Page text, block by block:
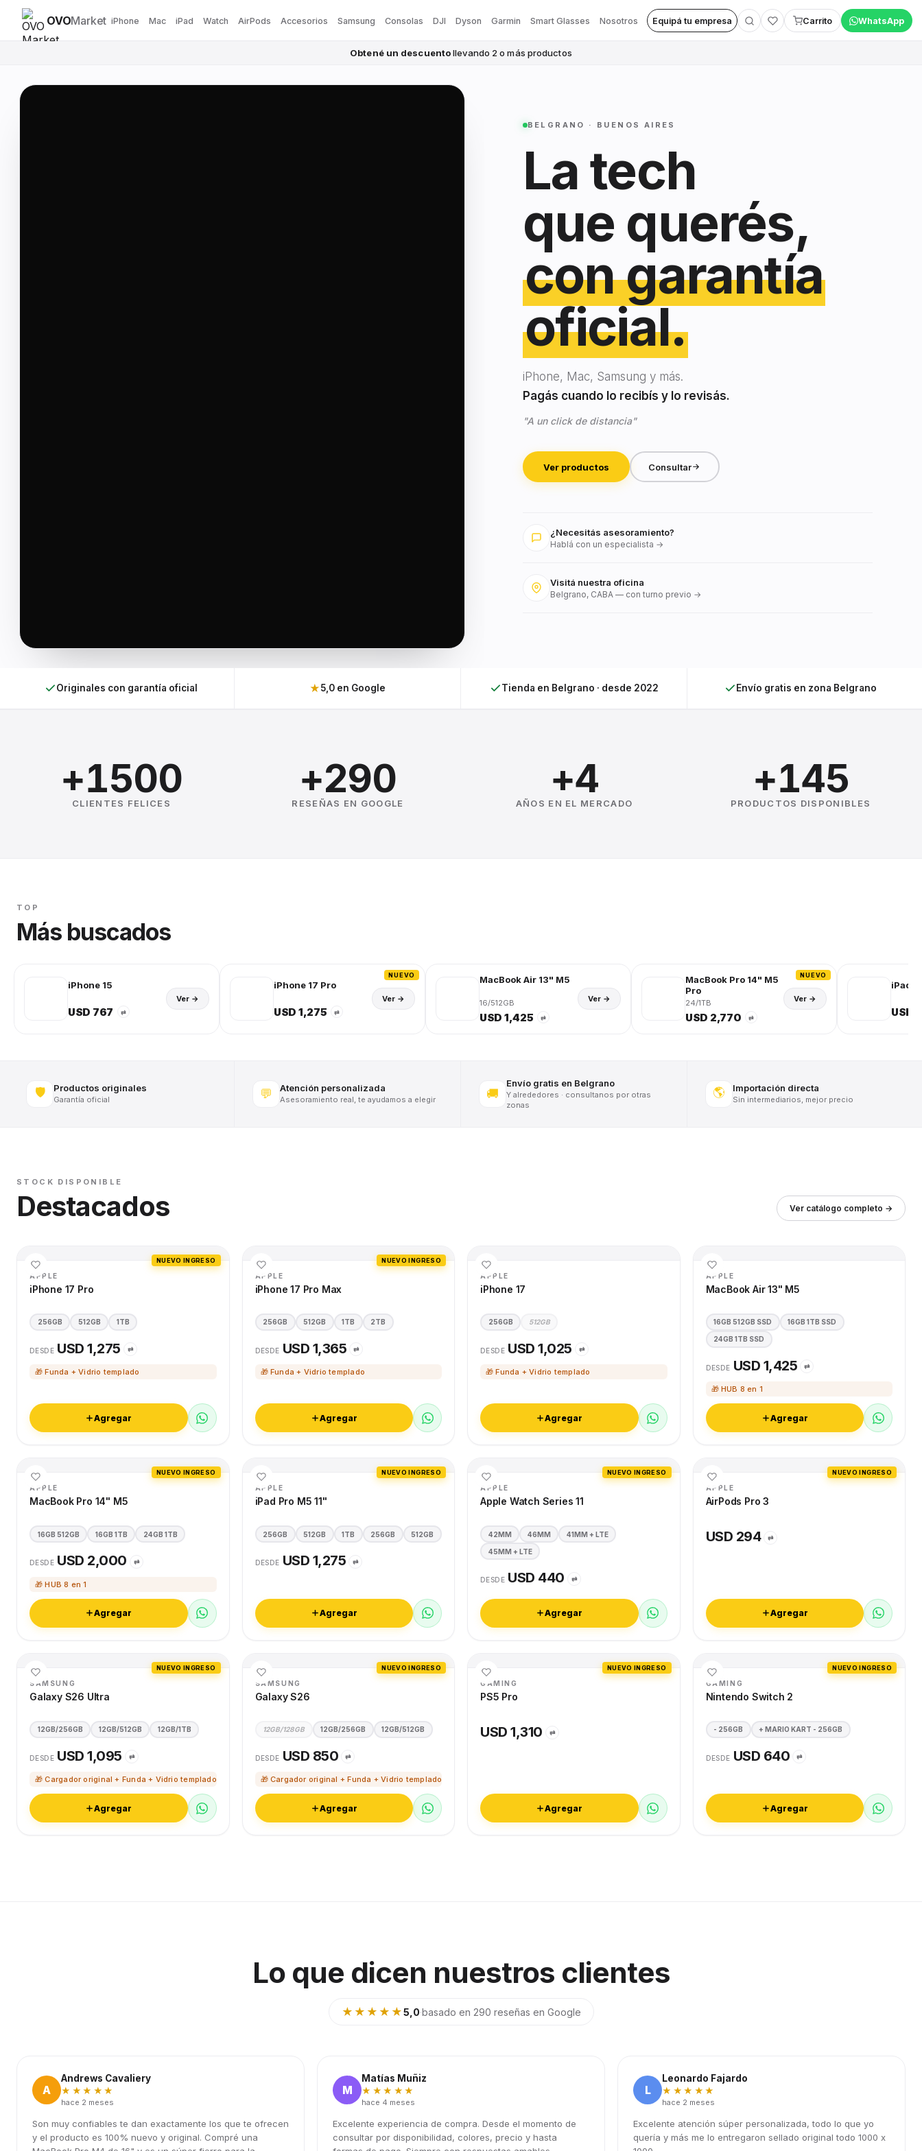
OVOMarket iPhone Mac iPad Watch AirPods Accesorios Samsung Consolas DJI Dyson Garmin Smart Glasses Nosotros Equipá tu empresa Carrito WhatsApp
Obtené un descuentollevando 2 o más productos
BELGRANO · BUENOS AIRES
La tech
que querés,
con garantía
oficial.
iPhone, Mac, Samsung y más.
Pagás cuando lo recibís y lo revisás.
"A un click de distancia"
Ver productos Consultar
¿Necesitás asesoramiento?
Hablá con un especialista →
Visitá nuestra oficina
Belgrano, CABA — con turno previo →
Originales con garantía oficial ★5,0 en Google Tienda en Belgrano · desde 2022 Envío gratis en zona Belgrano
+1500
CLIENTES FELICES
+290
RESEÑAS EN GOOGLE
+4
AÑOS EN EL MERCADO
+145
PRODUCTOS DISPONIBLES
TOP
Más buscados
iPhone 15
USD 767 ⇄
Ver →
NUEVO
iPhone 17 Pro
USD 1,275 ⇄
Ver →
MacBook Air 13" M5
16/512GB
USD 1,425 ⇄
Ver →
NUEVO
MacBook Pro 14" M5
Pro
24/1TB
USD 2,770 ⇄
Ver →
iPad
USD
🛡️ Productos originales
Garantía oficial 💬 Atención personalizada
Asesoramiento real, te ayudamos a elegir 🚚
Envío gratis en Belgrano
Y alrededores · consultanos por otras
zonas
🌎 Importación directa
Sin intermediarios, mejor precio
STOCK DISPONIBLE
Destacados Ver catálogo completo →
NUEVO INGRESO
APPLE
iPhone 17 Pro
256GB 512GB 1TB
DESDE USD 1,275 ⇄
🎁 Funda + Vidrio templado
Agregar
NUEVO INGRESO
APPLE
iPhone 17 Pro Max
256GB 512GB 1TB 2TB
DESDE USD 1,365 ⇄
🎁 Funda + Vidrio templado
Agregar
APPLE
iPhone 17
256GB 512GB
DESDE USD 1,025 ⇄
🎁 Funda + Vidrio templado
Agregar
APPLE
MacBook Air 13" M5
16GB 512GB SSD 16GB 1TB SSD
24GB 1TB SSD
DESDE USD 1,425 ⇄
🎁 HUB 8 en 1
Agregar
NUEVO INGRESO
APPLE
MacBook Pro 14" M5
16GB 512GB 16GB 1TB 24GB 1TB
DESDE USD 2,000 ⇄
🎁 HUB 8 en 1
Agregar
NUEVO INGRESO
APPLE
iPad Pro M5 11"
256GB 512GB 1TB 256GB 512GB
DESDE USD 1,275 ⇄
Agregar
NUEVO INGRESO
APPLE
Apple Watch Series 11
42MM 46MM 41MM + LTE
45MM + LTE
DESDE USD 440 ⇄
Agregar
NUEVO INGRESO
APPLE
AirPods Pro 3
USD 294 ⇄
Agregar
NUEVO INGRESO
SAMSUNG
Galaxy S26 Ultra
12GB/256GB 12GB/512GB 12GB/1TB
DESDE USD 1,095 ⇄
🎁 Cargador original + Funda + Vidrio templado
Agregar
NUEVO INGRESO
SAMSUNG
Galaxy S26
12GB/128GB 12GB/256GB 12GB/512GB
DESDE USD 850 ⇄
🎁 Cargador original + Funda + Vidrio templado
Agregar
NUEVO INGRESO
GAMING
PS5 Pro
USD 1,310 ⇄
Agregar
NUEVO INGRESO
GAMING
Nintendo Switch 2
- 256GB + MARIO KART - 256GB
DESDE USD 640 ⇄
Agregar
Lo que dicen nuestros clientes
★★★★★5,0·basado en 290 reseñas en Google
A
Andrews Cavaliery
★★★★★
hace 2 meses
Son muy confiables te dan exactamente los que te ofrecen
y el producto es 100% nuevo y original. Compré una
M
Matías Muñiz
★★★★★
hace 4 meses
Excelente experiencia de compra. Desde el momento de
consultar por disponibilidad, colores, precio y hasta
L
Leonardo Fajardo
★★★★★
hace 2 meses
Excelente atención súper personalizada, todo lo que yo
quería y más me lo entregaron sellado original todo 1000 x